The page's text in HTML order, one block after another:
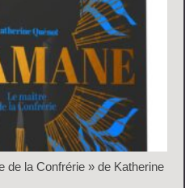
de la Confrérie » de Katherine